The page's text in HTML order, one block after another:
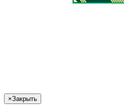
×Закрыть